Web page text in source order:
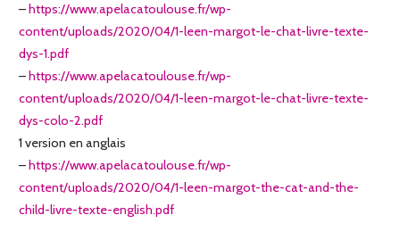
– https://www.apelacatoulouse.fr/wp-
content/uploads/2020/04/1-leen-margot-le-chat-livre-texte-
dys-1.pdf
– https://www.apelacatoulouse.fr/wp-
content/uploads/2020/04/1-leen-margot-le-chat-livre-texte-
dys-colo-2.pdf
1 version en anglais
– https://www.apelacatoulouse.fr/wp-
content/uploads/2020/04/1-leen-margot-the-cat-and-the-
child-livre-texte-english.pdf